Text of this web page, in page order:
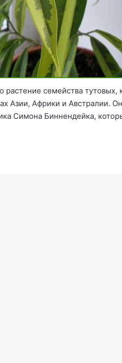
семейства тутовых,
Азии, Африки и Австралии.
Симона Биннендейка,